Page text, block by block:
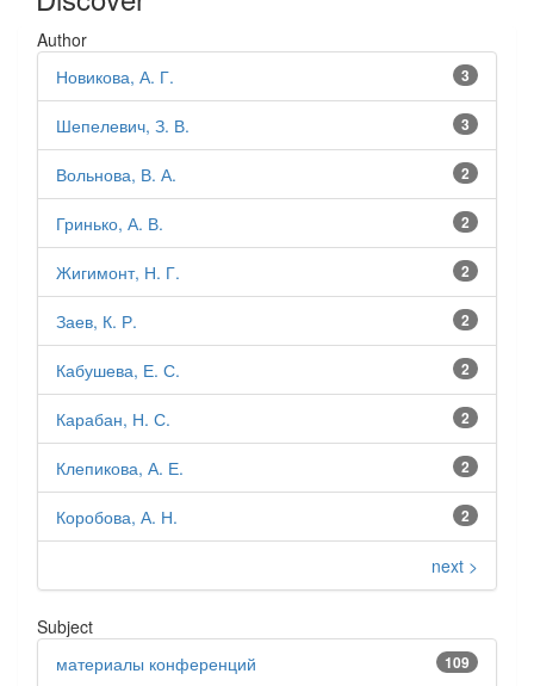
Author
3
Новикова, А. Г.
3
Шепелевич, З. В.
2
Вольнова, В. А.
2
Гринько, А. В.
2
Жигимонт, Н. Г.
2
Заев, К. Р.
2
Кабушева, Е. С.
2
Карабан, Н. С.
2
Клепикова, А. Е.
2
Коробова, А. Н.
next >
Subject
109
материалы конференций